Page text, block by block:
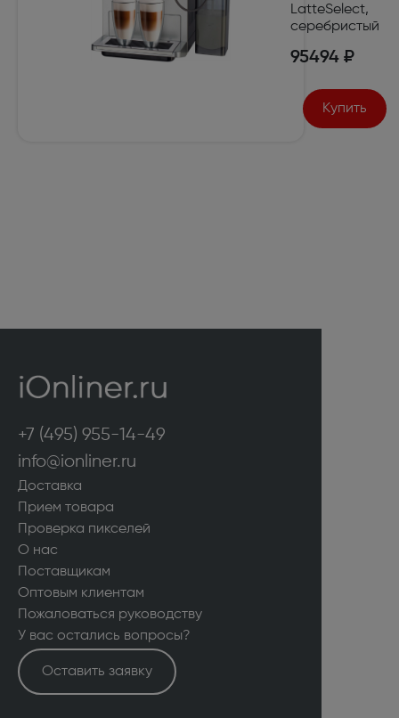
LatteSelect,
серебристый
95494 ₽
Купить
+7 (495) 955-14-49
info@ionliner.ru
Доставка
Прием товара
Проверка пикселей
О нас
Поставщикам
Оптовым клиентам
Пожаловаться руководству
У вас остались вопросы?
Оставить заявку